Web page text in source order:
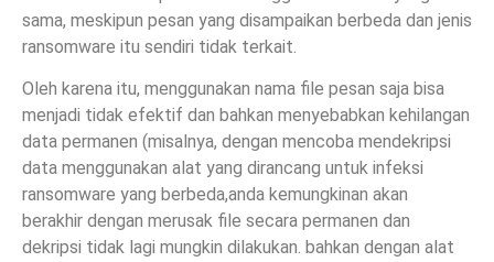
sama, meskipun pesan yang disampaikan berbeda dan jenis
ransomware itu sendiri tidak terkait.
Oleh karena itu, menggunakan nama file pesan saja bisa
menjadi tidak efektif dan bahkan menyebabkan kehilangan
data permanen (misalnya, dengan mencoba mendekripsi
data menggunakan alat yang dirancang untuk infeksi
ransomware yang berbeda,anda kemungkinan akan
berakhir dengan merusak file secara permanen dan
dekripsi tidak lagi mungkin dilakukan. bahkan dengan alat